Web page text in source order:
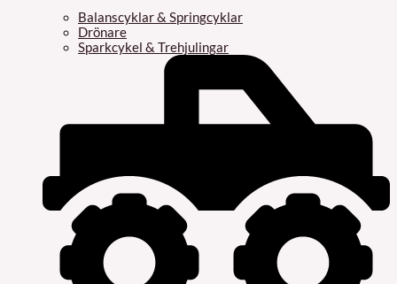
Balanscyklar & Springcyklar
Drönare
Sparkcykel & Trehjulingar